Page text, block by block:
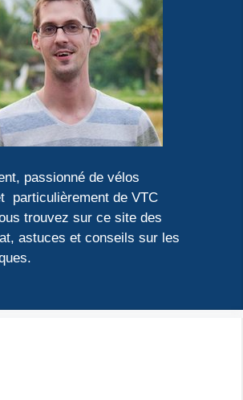
passionné de vélos
particulièrement de VTC
trouvez sur ce site des
astuces et conseils sur les